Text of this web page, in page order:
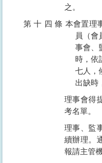
之。
第十四條 本會置理
員（會
事會、
時，依
七人，
出缺時
理事會得
考名單。
理事、監
續辦理。
報請主管